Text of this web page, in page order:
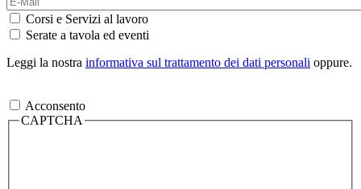
Corsi e Servizi al lavoro
Serate a tavola ed eventi
Leggi la nostra informativa sul trattamento dei dati personali oppure.
Acconsento
CAPTCHA